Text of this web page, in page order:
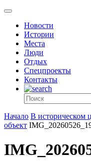
Новости
Истории
Места
Люди
Отдых
Спецпроекты
Контакты
Начало В историческом
объект